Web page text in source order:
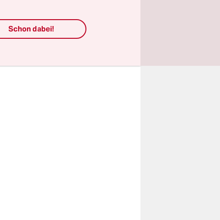
Schon dabei!